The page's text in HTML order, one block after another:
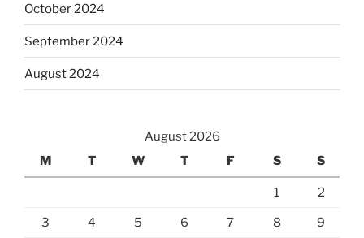
October 2024
September 2024
August 2024
August 2026
M
T W T F S S
1 2
3 4 5 6 7 8 9